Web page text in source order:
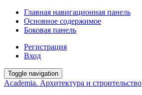
Главная навигационная панель
Основное содержимое
Боковая панель
Регистрация
Вход
Toggle navigation
Academia. Архитектура и строительство